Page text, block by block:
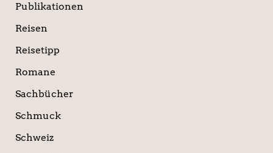
Publikationen
Reisen
Reisetipp
Romane
Sachbücher
Schmuck
Schweiz